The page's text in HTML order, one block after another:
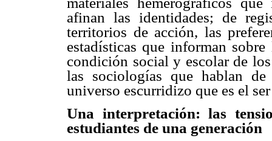
afinan las identidades; de
territorios de acción, las
estadísticas que informan
condición social y escolar de
las sociologías que hablan
universo escurridizo que es el
Una interpretación: las
estudiantes de una generación